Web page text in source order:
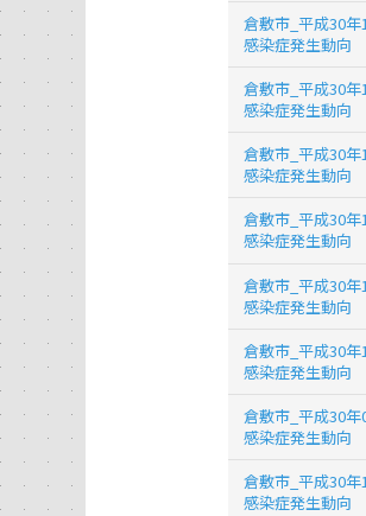
倉敷市_平成30年
感染症発生動向
倉敷市_平成30年
感染症発生動向
倉敷市_平成30年
感染症発生動向
倉敷市_平成30年
感染症発生動向
倉敷市_平成30年
感染症発生動向
倉敷市_平成30年
感染症発生動向
倉敷市_平成30年
感染症発生動向
倉敷市_平成30年
感染症発生動向